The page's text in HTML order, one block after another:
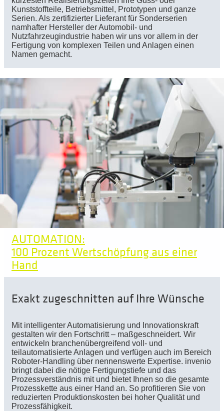
Kunststoffteile, Betriebsmittel, Prototypen und ganze
Serien. Als zertifizierter Lieferant für Sonderserien
namhafter Hersteller der Automobil- und
Nutzfahrzeugindustrie haben wir uns vor allem in der
Fertigung von komplexen Teilen und Anlagen einen
Namen gemacht.
AUTOMATION:
100 Prozent Wertschöpfung aus einer
Hand
Exakt zugeschnitten auf Ihre Wünsche
Mit intelligenter Automatisierung und
Innovationskraft
gestalten wir den Fortschritt – maßgeschneidert. Wir
entwickeln branchenübergreifend voll- und
teilautomatisierte Anlagen und verfügen auch im Bereich
Roboter-Handling über nennenswerte Expertise. invenio
bringt dabei die nötige Fertigungstiefe und das
Prozessverständnis mit und bietet Ihnen so die gesamte
Prozesskette aus einer Hand an. So profitieren Sie von
reduzierten Produktionskosten bei hoher Qualität und
Prozessfähigkeit.